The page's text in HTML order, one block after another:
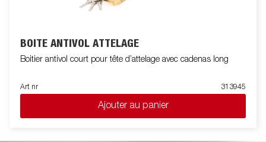
BOITE ANTIVOL ATTELAGE
Boitier antivol court pour tête d’attelage avec cadenas long
Art nr 313945
Ajouter au panier